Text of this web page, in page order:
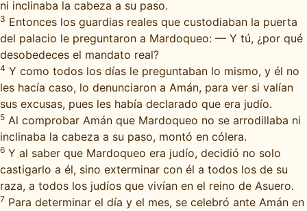
ni inclinaba la cabeza a su paso.
3 Entonces los guardias reales que custodiaban la puerta
del palacio le preguntaron a Mardoqueo: — Y tú, ¿por qué
desobedeces el mandato real?
4 Y como todos los días le preguntaban lo mismo, y él no
les hacía caso, lo denunciaron a Amán, para ver si valían
sus excusas, pues les había declarado que era judío.
5 Al comprobar Amán que Mardoqueo no se arrodillaba ni
inclinaba la cabeza a su paso, montó en cólera.
6 Y al saber que Mardoqueo era judío, decidió no solo
castigarlo a él, sino exterminar con él a todos los de su
raza, a todos los judíos que vivían en el reino de Asuero.
7 Para determinar el día y el mes, se celebró ante Amán en